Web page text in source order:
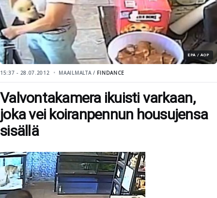
EPA / AOP
15:37 - 28.07.2012 MAAILMALTA / FINDANCE
Valvontakamera ikuisti varkaan,
joka vei koiranpennun housujensa
sisällä